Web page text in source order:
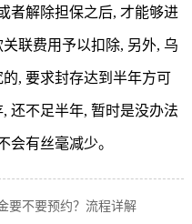
者解除担保之后, 才能够进
联费用予以扣除, 另外, 乌
, 要求封存达到半年方可
还不足半年, 暂时是没办法
会有丝毫减少。
要不要预约？流程详解